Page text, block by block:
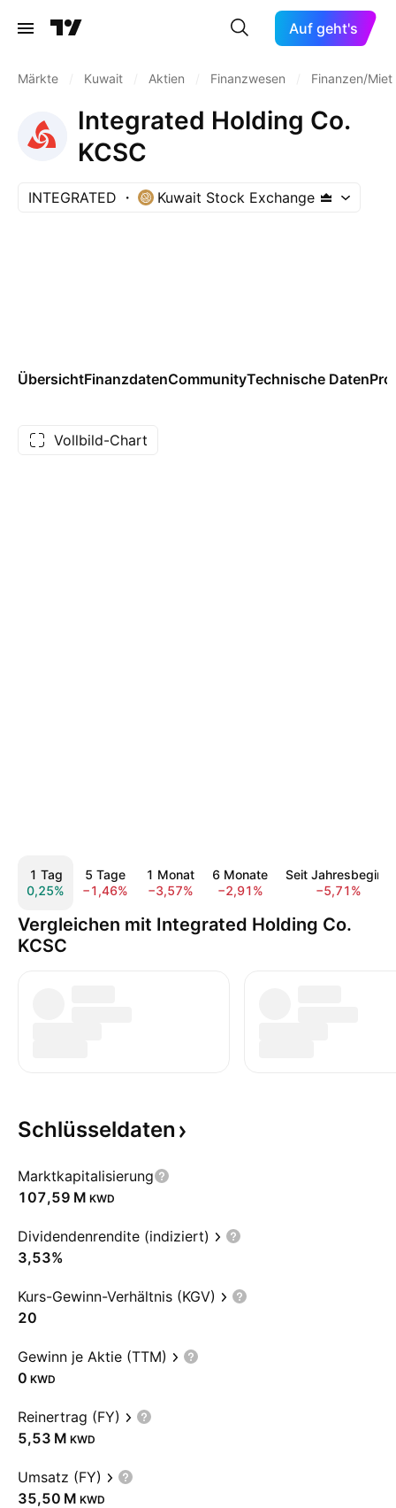
Auf geht's
Märkte Kuwait Aktien Finanzwesen Finanzen/
Integrated Holding Co.
KCSC
INTEGRATED Kuwait Stock Exchange
ÜbersichtFinanzdatenCommunityTechnische Daten
Vollbild-Chart
1 Tag
0,25%
5 Tage
−1,46%
1 Monat
−3,57%
6 Monate
−2,91%
Seit Jahresbeginn
−5,71%
Vergleichen mit Integrated Holding Co.
KCSC
Schlüsseldaten
Marktkapitalisierung
‪107,59 M‬ KWD
Dividendenrendite (indiziert)
3,53%
Kurs-Gewinn-Verhältnis (KGV)
20
Gewinn je Aktie (TTM)
0 KWD
Reinertrag (FY)
‪5,53 M‬ KWD
Umsatz (FY)
‪35,50 M‬ KWD